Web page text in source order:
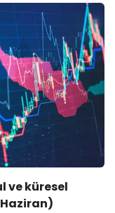
ve küresel